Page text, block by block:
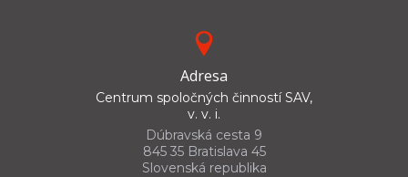
Adresa
Centrum spoločných činností SAV,
v. v. i.
Dúbravská cesta 9
845 35 Bratislava 45
Slovenská republika